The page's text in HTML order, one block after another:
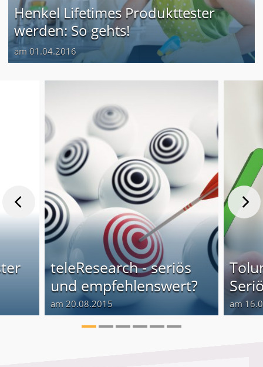
Henkel Lifetimes Produkttester
werden: So gehts!
am 01.04.2016
teleResearch - seriös
und empfehlenswert?
am 20.08.2015 am